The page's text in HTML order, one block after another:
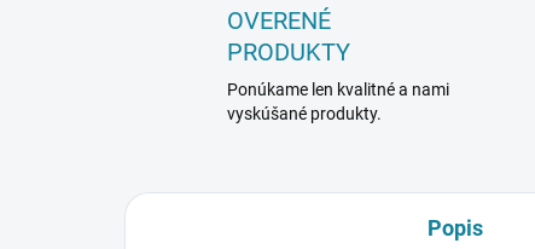
OVERENÉ
PRODUKTY
Ponúkame len kvalitné a nami
vyskúšané produkty.
Popis